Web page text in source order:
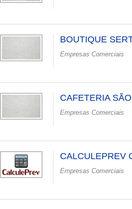
BOUTIQUE
Empresas Comerciais
CAFETERIA
Empresas Comerciais
CALCULEPREV
Empresas Comerciais